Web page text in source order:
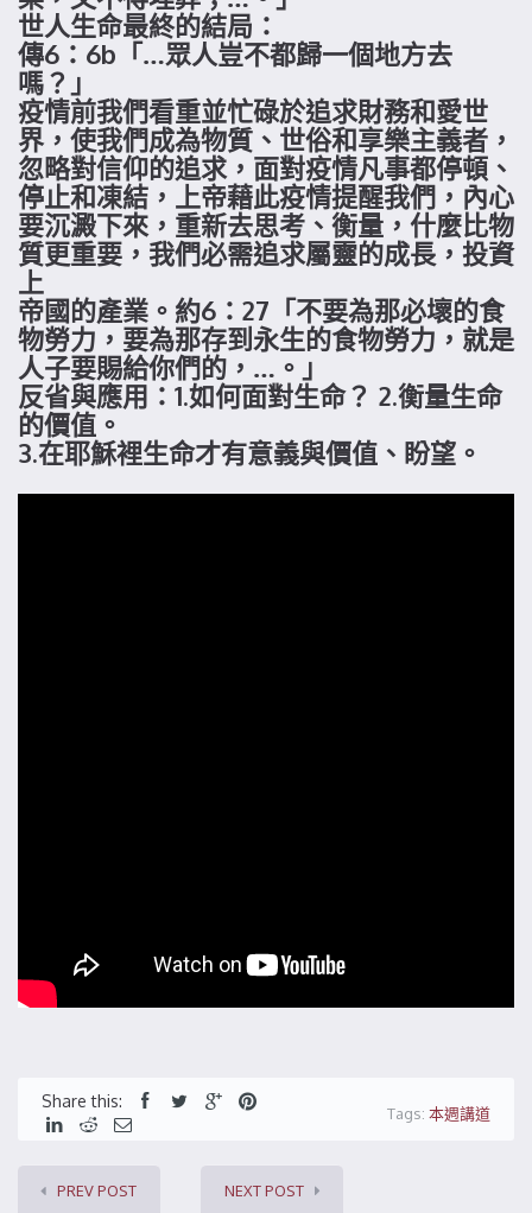
世人生命最終的結局：
傳6：6b「…眾人豈不都歸一個地方去
嗎？」
疫情前我們看重並忙碌於追求財務和愛世
界，使我們成為物質、世俗和享樂主義者，
忽略對信仰的追求，面對疫情凡事都停頓、
停止和凍結，上帝藉此疫情提醒我們，內心
要沉澱下來，重新去思考、衡量，什麼比物
質更重要，我們必需追求屬靈的成長，投資
上
帝國的產業。約6：27「不要為那必壞的食
物勞力，要為那存到永生的食物勞力，就是
人子要賜給你們的，…。」
反省與應用：1.如何面對生命？ 2.衡量生命
的價值。
3.在耶穌裡生命才有意義與價值、盼望。
Share this:
Tags: 本週講道
PREV POST NEXT POST